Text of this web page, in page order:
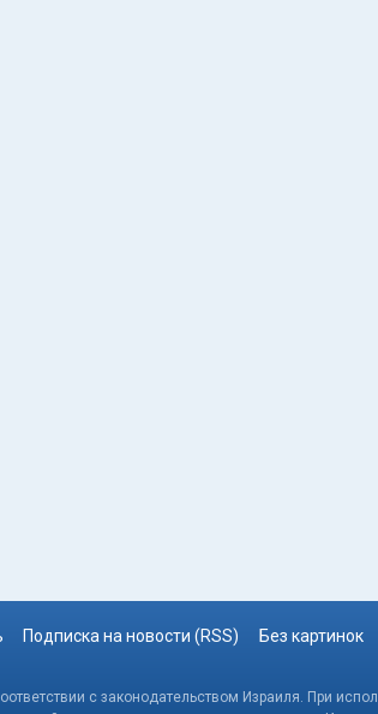
Подписка на новости (RSS) Без картинок
с законодательством Израиля. При